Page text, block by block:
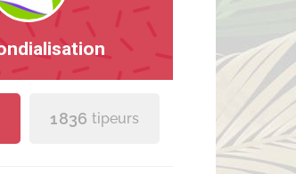
1 836 tipeurs